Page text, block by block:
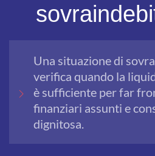
Una situazione di
verifica quando la
è sufficiente per far
finanziari assunti e
dignitosa.